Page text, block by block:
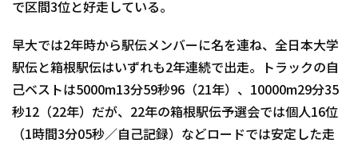
で区間3位と好走している。
早大では2年時から駅伝メンバーに名を連ね、全日本大学
駅伝と箱根駅伝はいずれも2年連続で出走。トラックの自
己ベストは5000m13分59秒96（21年）、10000m29分35
秒12（22年）だが、22年の箱根駅伝予選会では個人16位
（1時間3分05秒／自己記録）などロードでは安定した走